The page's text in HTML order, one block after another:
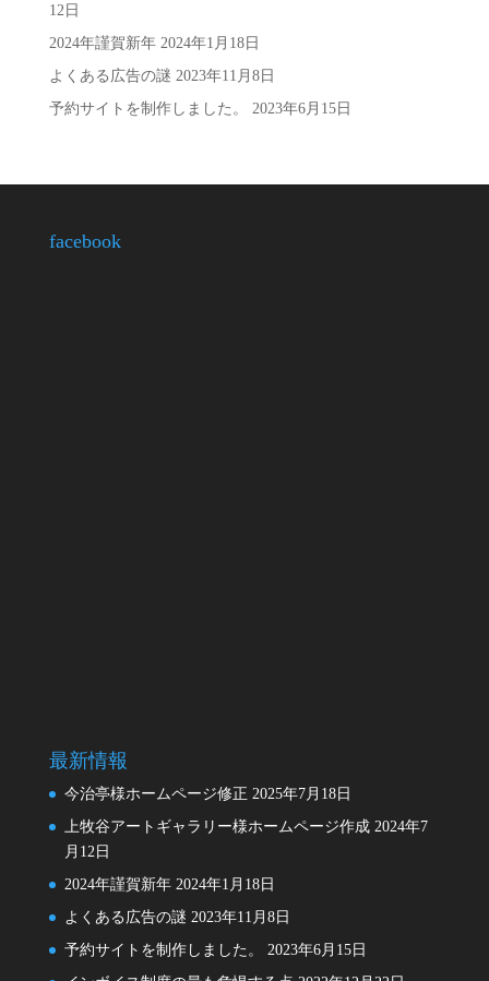
12日
2024年謹賀新年 2024年1月18日
よくある広告の謎 2023年11月8日
予約サイトを制作しました。
2023年6月15日
facebook
最新情報
今治亭様ホームページ修正 2025年7月18日
上牧谷アートギャラリー様ホームページ作成 2024年7
月12日
2024年謹賀新年 2024年1月18日
よくある広告の謎 2023年11月8日
予約サイトを制作しました。
2023年6月15日